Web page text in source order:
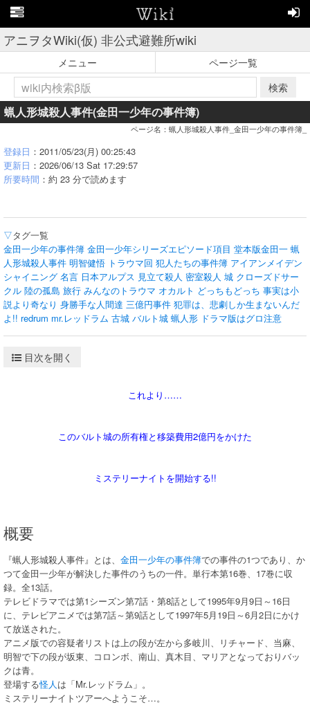
アニヲタWiki(仮) 非公式避難所wiki
メニュー
ページ一覧
検索
蝋人形城殺人事件(金田一少年の事件簿)
ページ名：蝋人形城殺人事件_金田一少年の事件簿_
登録日 ：2011/05/23(月) 00:25:43
更新日 ：2026/06/13 Sat 17:29:57
所要時間 ：約 23 分で読めます
▽タグ一覧
金田一少年の事件簿 金田一少年シリーズエピソード項目 堂本版金田一 蝋
人形城殺人事件 明智健悟 トラウマ回 犯人たちの事件簿 アイアンメイデン
シャイニング 名言 日本アルプス 見立て殺人 密室殺人 城 クローズドサー
クル 陸の孤島 旅行 みんなのトラウマ オカルト どっちもどっち 事実は小
説より奇なり 身勝手な人間達 三億円事件 犯罪は、悲劇しか生まないんだ
よ!! redrum mr.レッドラム 古城 バルト城 蝋人形 ドラマ版はグロ注意
目次を開く
これより……
このバルト城の所有権と移築費用2億円をかけた
ミステリーナイトを開始する!!
概要
『蝋人形城殺人事件』とは、 金田一少年の事件簿での事件の1つであり、か
つて金田一少年が解決した事件のうちの一件。単行本第16巻、17巻に収
録。全13話。
テレビドラマでは第1シーズン第7話・第8話として1995年9月9日～16日
に、テレビアニメでは第7話～第9話として1997年5月19日～6月2日にかけ
て放送された。
アニメ版での容疑者リストは上の段が左から多岐川、リチャード、当麻、
明智で下の段が坂東、コロンボ、南山、真木目、マリアとなっておりバッ
クは青。
登場する怪人は「Mr.レッドラム」。
ミステリーナイトツアーへようこそ…。